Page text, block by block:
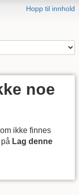
Hopp til innhold
noe
ikke finnes
Lag denne